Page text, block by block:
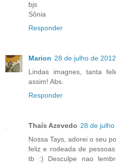
bjs
Sônia
Responder
Marion 28 de julho de
Lindas imagnes, tanta
assim! Abs.
Responder
Thaís Azevedo 28 de
Nossa Tays, adorei o seu
feliz e rodeada de
tb :) Desculpe nao